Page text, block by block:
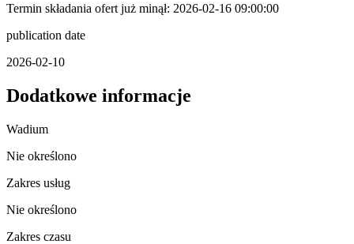
Termin składania ofert już minął: 2026-02-16 09:00:00
publication date
2026-02-10
Dodatkowe informacje
Wadium
Nie określono
Zakres usług
Nie określono
Zakres czasu